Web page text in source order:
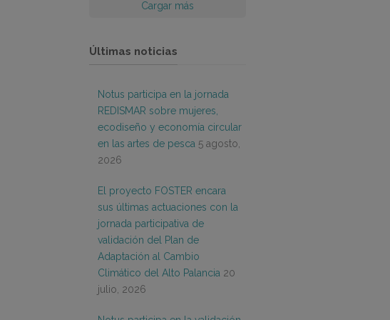
Cargar más
Últimas noticias
Notus participa en la jornada
REDISMAR sobre mujeres,
ecodiseño y economía circular
en las artes de pesca 5 agosto,
2026
El proyecto FOSTER encara
sus últimas actuaciones con la
jornada participativa de
validación del Plan de
Adaptación al Cambio
Climático del Alto Palancia 20
julio, 2026